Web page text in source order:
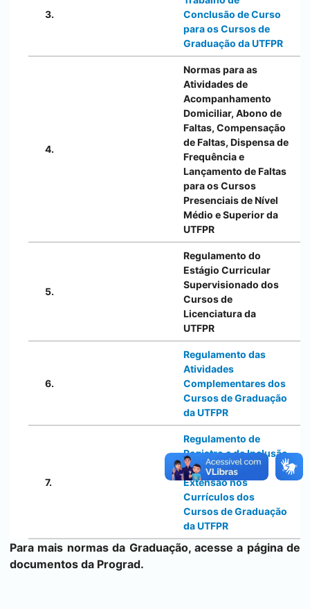
3.
Conclusão de Curso
para os Cursos de
Graduação da UTFPR
4.
Normas para as
Atividades de
Acompanhamento
Domiciliar, Abono de
Faltas, Compensação
de Faltas, Dispensa de
Frequência e
Lançamento de Faltas
para os Cursos
Presenciais de Nível
Médio e Superior da
UTFPR
5.
Regulamento do
Estágio Curricular
Supervisionado dos
Cursos de
Licenciatura da
UTFPR
6.
Regulamento das
Atividades
Complementares dos
Cursos de Graduação
da UTFPR
7.
Regulamento de
Registro e de Inclusão
das Atividades de
Extensão nos
Currículos dos
Cursos de Graduação
da UTFPR
Para mais normas da Graduação, acesse a página de
documentos da Prograd.